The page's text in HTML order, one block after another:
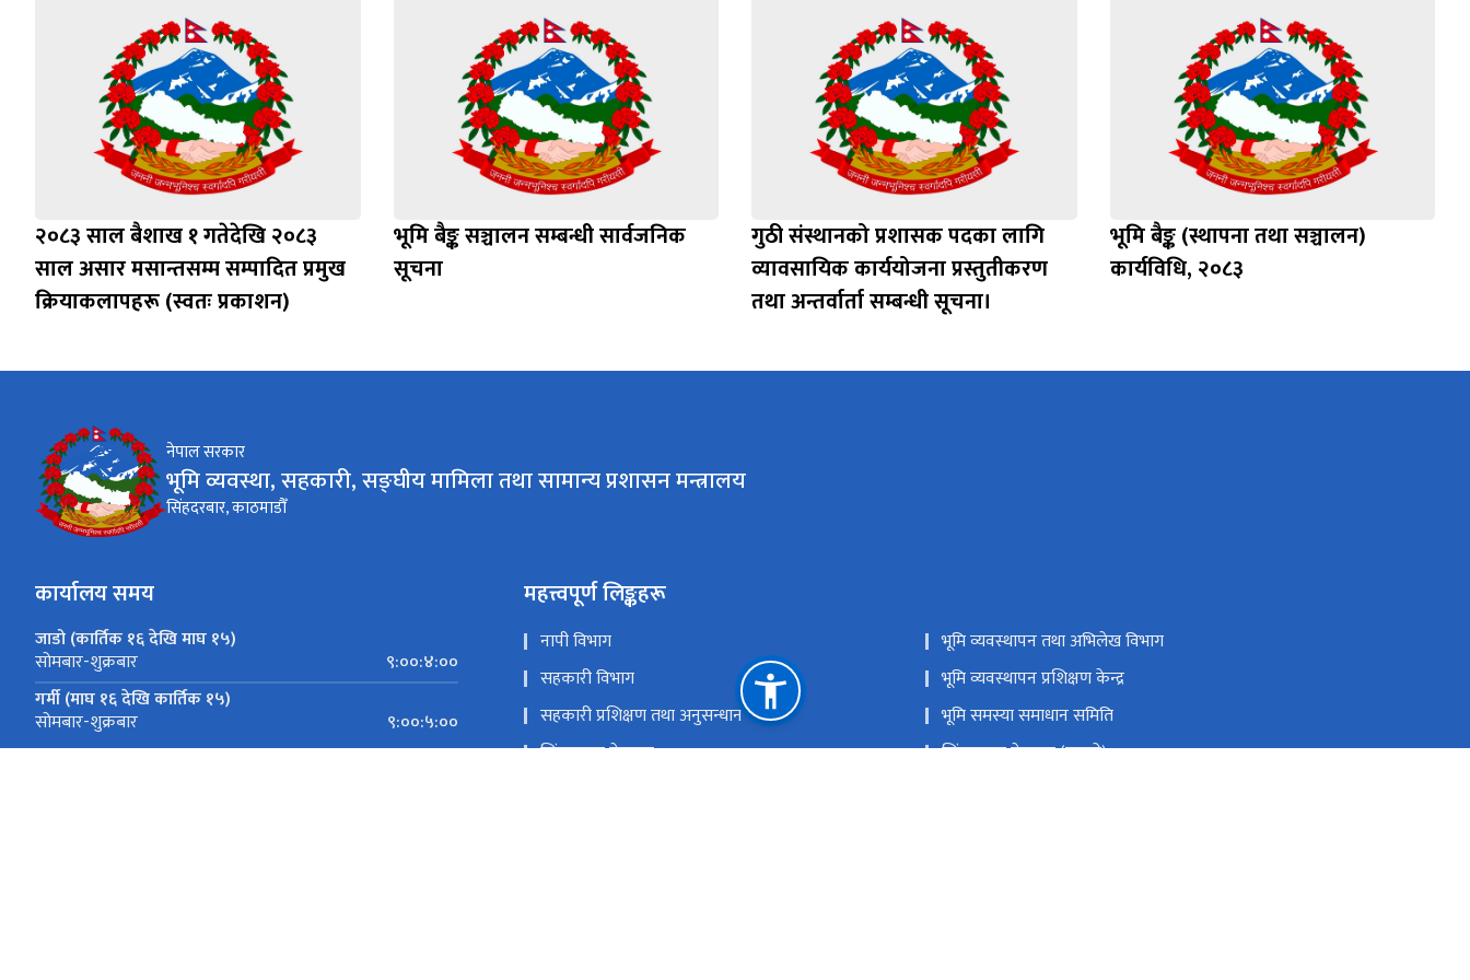
२०८३ साल बैशाख १ गतेदेखि २०८३
साल असार मसान्तसम्म सम्पादित प्रमुख
क्रियाकलापहरू (स्वतः प्रकाशन)
भूमि बैङ्क सञ्चालन सम्बन्धी सार्वजनिक
सूचना
गुठी संस्थानको प्रशासक पदका लागि
व्यावसायिक कार्ययोजना प्रस्तुतीकरण
तथा अन्तर्वार्ता सम्बन्धी सूचना।
भूमि बैङ्क (स्थापना तथा सञ्चालन)
कार्यविधि, २०८३
नेपाल सरकार
भूमि व्यवस्था, सहकारी, सङ्घीय मामिला तथा सामान्य प्रशासन मन्त्रालय
सिंहदरबार, काठमाडौँ
कार्यालय समय
जाडो (कार्तिक १६ देखि माघ १५)
सोमबार-शुक्रबार
९:००:४:००
गर्मी (माघ १६ देखि कार्तिक १५)
सोमबार-शुक्रबार ९:००:५:००
महत्त्वपूर्ण लिङ्कहरू
नापी विभाग
भूमि व्यवस्थापन तथा अभिलेख विभाग
सहकारी विभाग
भूमि व्यवस्थापन प्रशिक्षण केन्द्र
सहकारी प्रशिक्षण तथा अनुसन्धान केन्द्र
भूमि समस्या समाधान समिति
सिंहदरबार गेटपास
सिंहदरबार गेटपास (पुरानो)